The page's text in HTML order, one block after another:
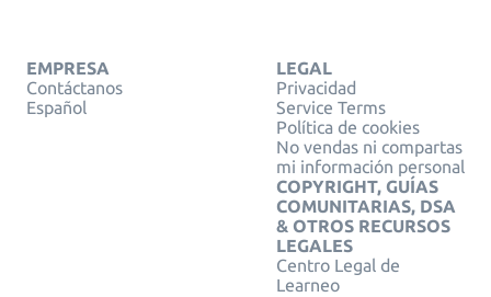
EMPRESA
Contáctanos
Español
LEGAL
Privacidad
Service Terms
Política de cookies
No vendas ni compartas
mi información personal
COPYRIGHT, GUÍAS
COMUNITARIAS, DSA
& OTROS RECURSOS
LEGALES
Centro Legal de
Learneo